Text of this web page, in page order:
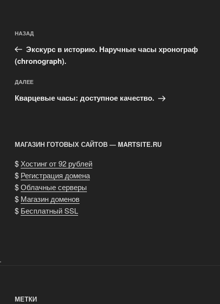
по
записям
Предыдущая
запись:
НАЗАД
Экскурс в историю. Наручные часы хронограф
(chronograph).
Следующая
запись
ДАЛЕЕ
Кварцевые часы: доступное качество.
МАГАЗИН ГОТОВЫХ САЙТОВ — MARTSITE.RU
$ Хостинг от 92 рублей
$ Регистрация домена
$Облачные серверы
$ Магазин доменов
$ Бесплатный SSL
.
МЕТКИ